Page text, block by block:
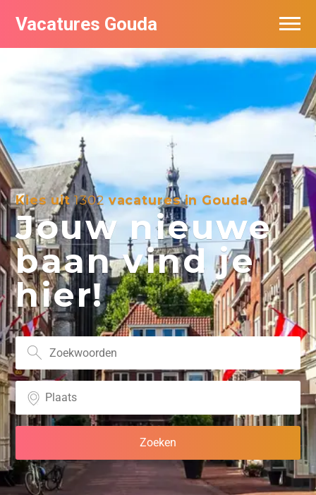
Vacatures Gouda
Kies uit1302vacatures in Gouda
Jouw nieuwe
baan vind je
hier!
Vacatures per bedrijf in Gouda
De populairste vacatures in Gouda